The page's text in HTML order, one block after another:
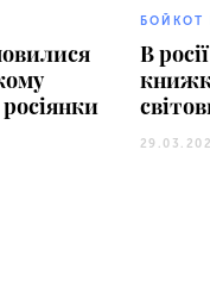
БОЙКОТ
В